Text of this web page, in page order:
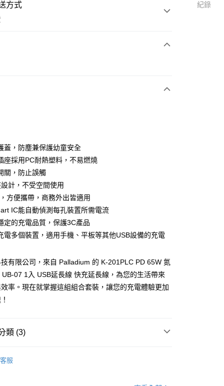
方式
貨
取貨
，滿NT$399(含以上)免運費
蓋，防塵兼保護幼童安全
座採用PC耐熱塑料，不易燃燒
關，防止誤觸
計，不受空間使用
方便攜帶，商務外出皆適用
IC能自動偵測每孔裝置所需電流
定的充電品質，保護3C產品
電多個裝置，適用手機、平板等其他USB設備的充電
有限公司，來自 Palladium 的 K-201PLC PD 65W 氮
07 1入 USB延長線 快充延長線，為您的生活帶來
率。現在就掌握這組組合套裝，讓您的充電體驗更加
類 (3)
客服
紀錄